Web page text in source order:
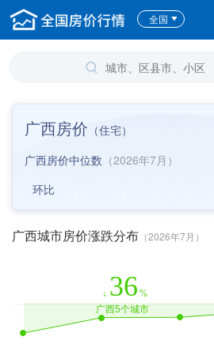
全国
广西房价 （住宅）
广西房价中位数 （2026年7月）
环比
广西城市房价涨跌分布 （2026年7月）
↓ 36 %
广西5个城市